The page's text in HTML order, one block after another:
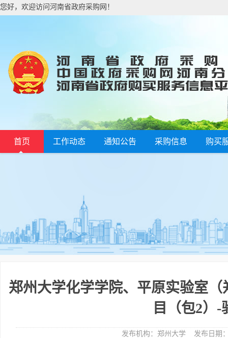
您好，欢迎访问河南省政府采购网！
首页 工作动态 通知公告 采购信息 购买
郑州大学化学学院、平原实验室
目（包2）
发布机构： 郑州大学 发布日期